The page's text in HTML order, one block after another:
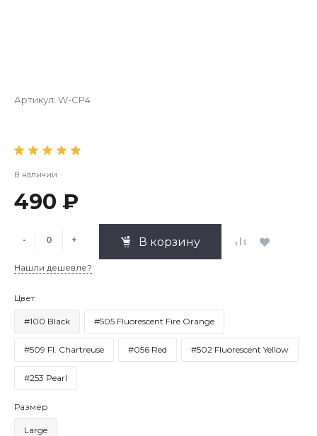
Артикул: W-CP4
В наличии
490 ₽
- + В корзину
Нашли дешевле?
Цвет
#100 Black #505 Fluorescent Fire Orange
#509 Fl. Chartreuse #056 Red #502 Fluorescent Yellow
#253 Pearl
Размер
Large